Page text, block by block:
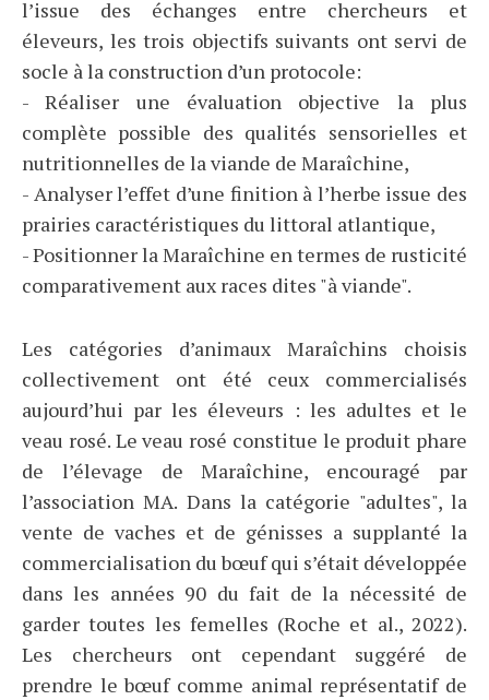
l’issue des échanges entre chercheurs et
éleveurs, les trois objectifs suivants ont servi de
socle à la construction d’un protocole:
- Réaliser une évaluation objective la plus
complète possible des qualités sensorielles et
nutritionnelles de la viande de Maraîchine,
- Analyser l’effet d’une finition à l’herbe issue des
prairies caractéristiques du littoral atlantique,
- Positionner la Maraîchine en termes de rusticité
comparativement aux races dites "à viande".
Les catégories d’animaux Maraîchins choisis
collectivement ont été ceux commercialisés
aujourd’hui par les éleveurs : les adultes et le
veau rosé. Le veau rosé constitue le produit phare
de l’élevage de Maraîchine, encouragé par
l’association MA. Dans la catégorie "adultes", la
vente de vaches et de génisses a supplanté la
commercialisation du bœuf qui s’était développée
dans les années 90 du fait de la nécessité de
garder toutes les femelles (Roche et al., 2022).
Les chercheurs ont cependant suggéré de
prendre le bœuf comme animal représentatif de